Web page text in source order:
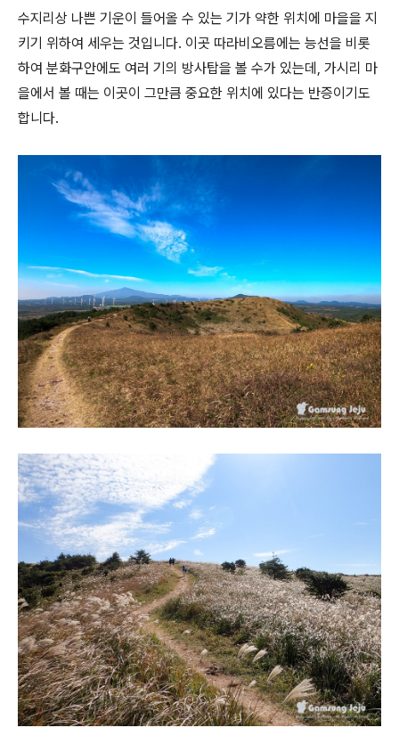
수지리상 나쁜 기운이 들어올 수 있는 기가 약한 위치에 마을을 지
키기 위하여 세우는 것입니다. 이곳 따라비오름에는 능선을 비롯
하여 분화구안에도 여러 기의 방사탑을 볼 수가 있는데, 가시리 마
을에서 볼 때는 이곳이 그만큼 중요한 위치에 있다는 반증이기도
합니다.